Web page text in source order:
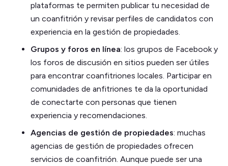
plataformas te permiten publicar tu necesidad de
un coanfitrión y revisar perfiles de candidatos con
experiencia en la gestión de propiedades.
Grupos y foros en línea: los grupos de Facebook y
los foros de discusión en sitios pueden ser útiles
para encontrar coanfitriones locales. Participar en
comunidades de anfitriones te da la oportunidad
de conectarte con personas que tienen
experiencia y recomendaciones.
Agencias de gestión de propiedades: muchas
agencias de gestión de propiedades ofrecen
servicios de coanfitrión. Aunque puede ser una